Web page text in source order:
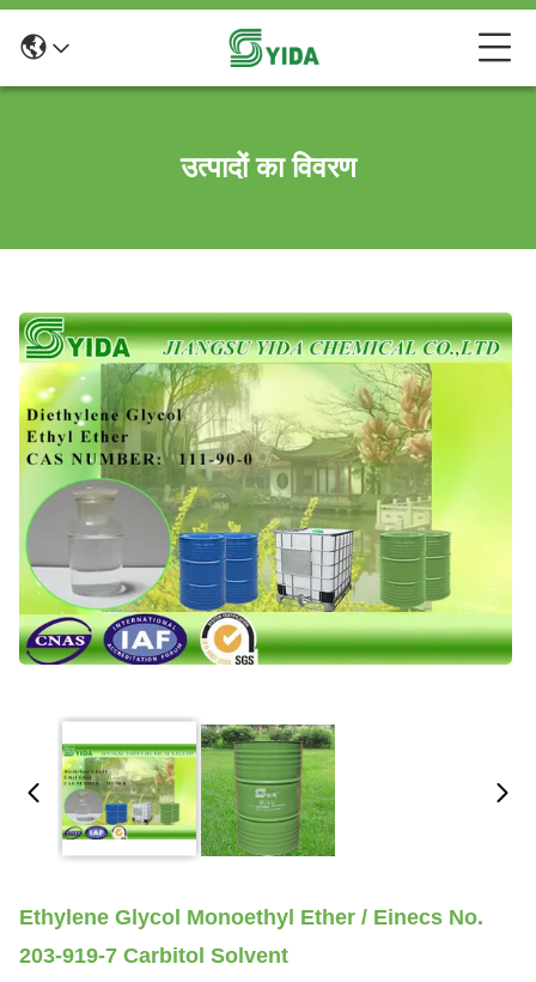
उत्पादों का विवरण
Ethylene Glycol Monoethyl Ether / Einecs No.
203-919-7 Carbitol Solvent